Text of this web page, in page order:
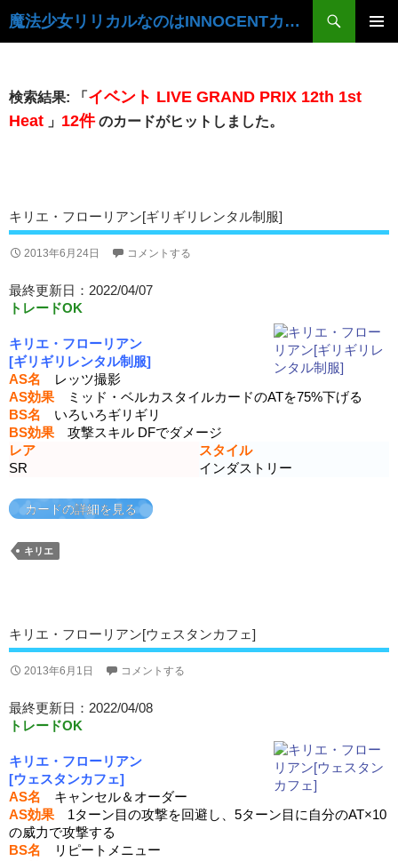
魔法少女リリカルなのはINNOCENTカードデータベース
検
索
ン
へ
検索結果: 「 イベント LIVE GRAND PRIX 12th 1st
Heat 」 12件のカードがヒットしました。
キリエ・フローリアン[ギリギリレンタル制服]
2013年6月24日 コメントする
最終更新日：2022/04/07
トレードOK
キリエ・フローリアン
[ギリギリレンタル制服]
AS名 レッツ撮影
AS効果 ミッド・ベルカスタイルカードのATを75%下げる
BS名 いろいろギリギリ
BS効果 攻撃スキル DFでダメージ
レア
スタイル
SR
インダストリー
カードの詳細を見る
キリエ
キリエ・フローリアン[ウェスタンカフェ]
2013年6月1日 コメントする
最終更新日：2022/04/08
トレードOK
キリエ・フローリアン
[ウェスタンカフェ]
AS名 キャンセル＆オーダー
AS効果 1ターン目の攻撃を回避し、5ターン目に自分のAT×10
の威力で攻撃する
BS名 リピートメニュー